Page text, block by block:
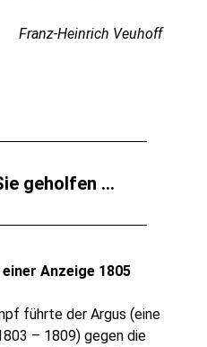
Franz-Heinrich Veuhoff
geholfen …
Anzeige 1805
führte der Argus (eine
– 1809) gegen die